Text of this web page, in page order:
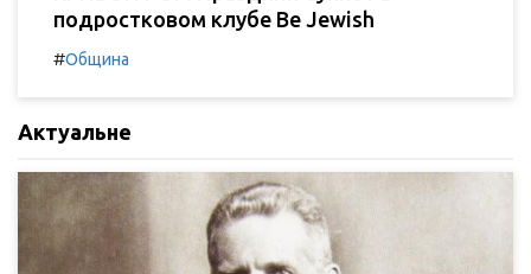
подростковом клубе Be Jewish
#Община
Актуальне